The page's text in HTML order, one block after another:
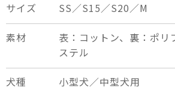
サイズ SS／S15／S20／M
素材
表：コットン、裏：ポリ
ステル
犬種 小型犬／中型犬用